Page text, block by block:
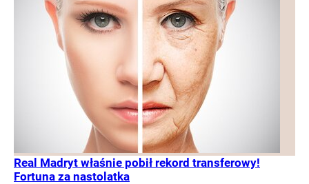
Real Madryt właśnie pobił rekord transferowy!
Fortuna za nastolatka